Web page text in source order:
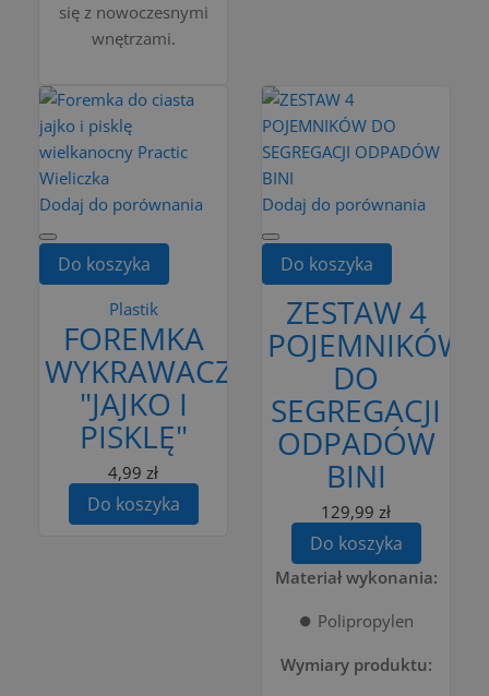
się z nowoczesnymi
wnętrzami.
Dodaj do porównania
Do koszyka
Plastik
FOREMKA
WYKRAWACZ
"JAJKO I
PISKLĘ"
4,99 zł
Do koszyka
Dodaj do porównania
Do koszyka
ZESTAW 4
POJEMNIKÓW
DO
SEGREGACJI
ODPADÓW
BINI
129,99 zł
Do koszyka
Materiał wykonania:
⏺️ Polipropylen
Wymiary produktu: